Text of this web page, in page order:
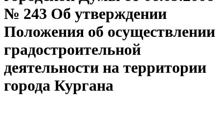
№ 243 Об утверждении
Положения об осуществлении
градостроительной
деятельности на территории
города Кургана